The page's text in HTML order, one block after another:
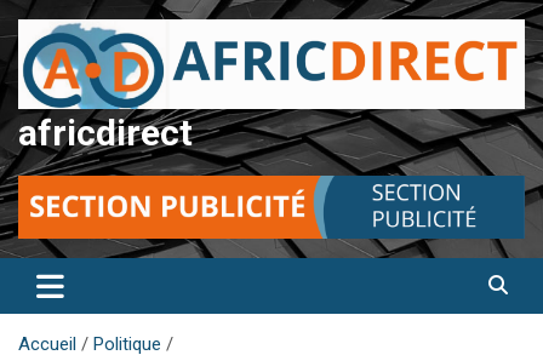
Aller
au
contenu
africdirect
Accueil
Politique